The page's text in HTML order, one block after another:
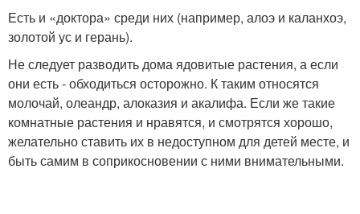
Есть и «доктора» среди них (например, алоэ и каланхоэ,
золотой ус и герань).
Не следует разводить дома ядовитые растения, а если
они есть - обходиться осторожно. К таким относятся
молочай, олеандр, алоказия и акалифа. Если же такие
комнатные растения и нравятся, и смотрятся хорошо,
желательно ставить их в недоступном для детей месте, и
быть самим в соприкосновении с ними внимательными.